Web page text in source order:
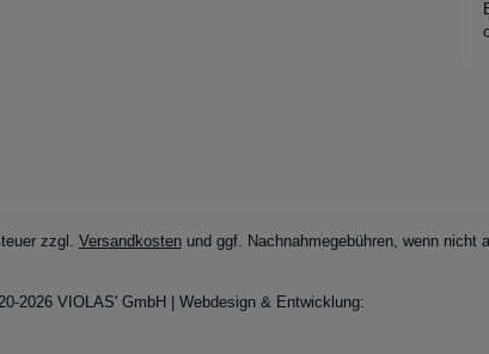
zzgl. Versandkostenund ggf. Nachnahmegebühren, wenn nicht
2026 VIOLAS' GmbH | Webdesign & Entwicklung: